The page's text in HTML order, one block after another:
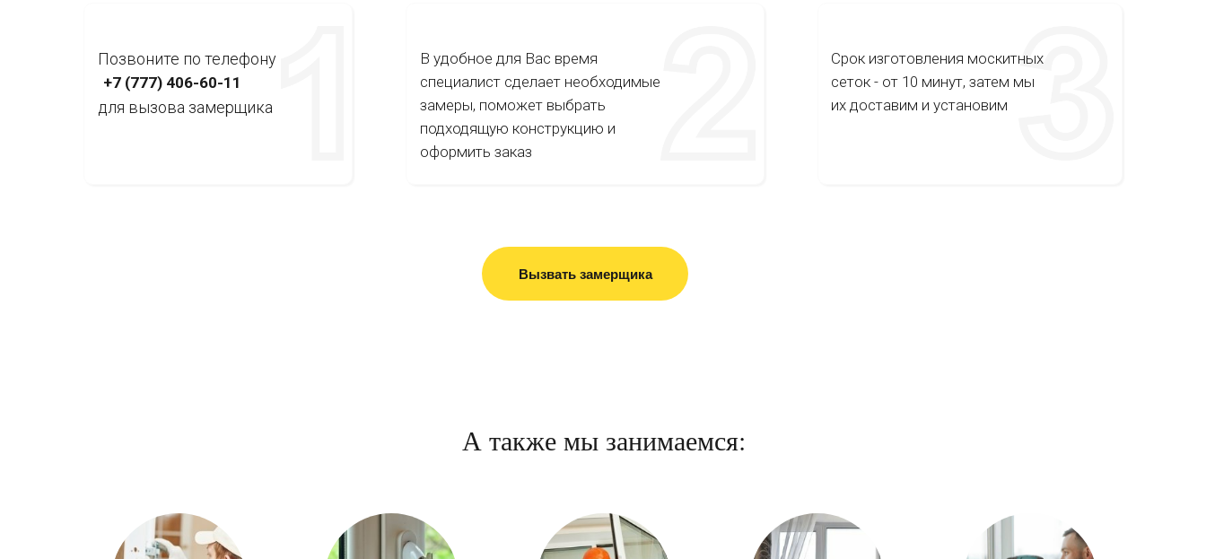
Позвоните по телефону
В удобное для Вас время
специалист сделает необходимые
замеры, поможет выбрать
подходящую конструкцию и
оформить заказ
Срок изготовления москитных
сеток - от 10 минут, затем мы
их доставим и установим
+7 (777) 406-60-11
для вызова замерщика
Вызвать замерщика
А также мы занимаемся: